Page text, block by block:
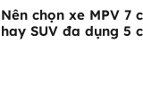
Nên chọn xe MPV 7
hay SUV đa dụng 5